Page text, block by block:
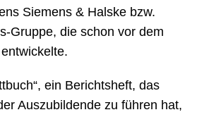
Siemens & Halske bzw.
Gruppe, die schon vor dem
ein Berichtsheft, das
Auszubildende zu führen hat,